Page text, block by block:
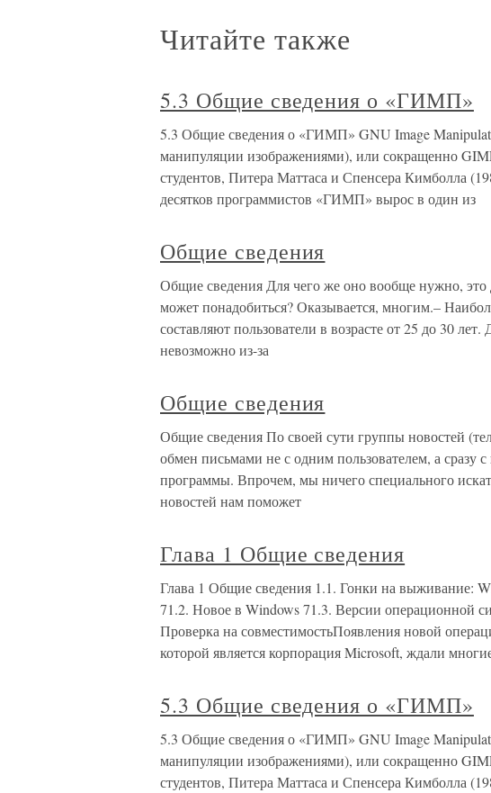
Читайте также
5.3 Общие сведения о «ГИМП»
5.3 Общие сведения о «ГИМП» GNU Image
манипуляции изображениями), или сокращенно
студентов, Питера Маттаса и Спенсера Кимболла
десятков программистов «ГИМП» вырос в один из
Общие сведения
Общие сведения Для чего же оно вообще нужно,
может понадобиться? Оказывается, многим.–
составляют пользователи в возрасте от 25 до 30
невозможно из-за
Общие сведения
Общие сведения По своей сути группы новостей
обмен письмами не с одним пользователем, а сразу
программы. Впрочем, мы ничего специального
новостей нам поможет
Глава 1 Общие сведения
Глава 1 Общие сведения 1.1. Гонки на выживание:
71.2. Новое в Windows 71.3. Версии операционной
Проверка на совместимостьПоявления новой
которой является корпорация Microsoft, ждали
5.3 Общие сведения о «ГИМП»
5.3 Общие сведения о «ГИМП» GNU Image
манипуляции изображениями), или сокращенно
студентов, Питера Маттаса и Спенсера Кимболла